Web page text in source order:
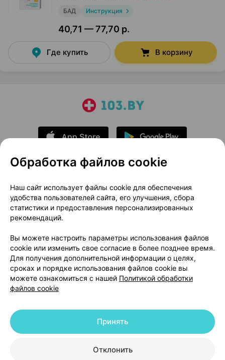
БАД Инструкция
40,71 — 77,70 р.
Где купить В корзину
О проекте
Новости проекта
Размещение рекламы
Медицинский маркетинг
Публичный договор
Доставка
Способы оплаты
Вакансии
Партнеры
Написать руководителю 103.by
Написать в поддержку
Персональные настройки Cookie
© 2026 ООО «Артокс Лаб», УНП 191700409 | 220012, Республика Беларусь,
+375 291212755
Обработка файлов cookie
Наш сайт использует файлы cookie для обеспечения
удобства пользователей сайта, его улучшения, сбора
статистики и предоставления персонализированных
рекомендаций.
Вы можете настроить параметры использования файлов
cookie или изменить свое согласие в более позднее время.
Для получения дополнительной информации о целях,
сроках и порядке использования файлов cookie вы
можете ознакомиться с нашей Политикой обработки
файлов cookie
Отклонить
Принять